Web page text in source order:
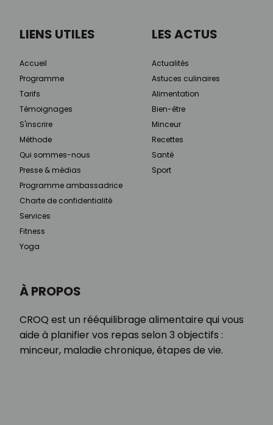
À PROPOS
CROQ est un rééquilibrage alimentaire qui vous
aide à planifier vos repas selon 3 objectifs :
minceur, maladie chronique, étapes de vie.
LIENS UTILES
Accueil
Programme
Tarifs
Témoignages
S'inscrire
Méthode
Qui sommes-nous
Presse & médias
Programme ambassadrice
Charte de confidentialité
Services
Fitness
Yoga
LES ACTUS
Actualités
Astuces culinaires
Alimentation
Bien-être
Minceur
Recettes
Santé
Sport